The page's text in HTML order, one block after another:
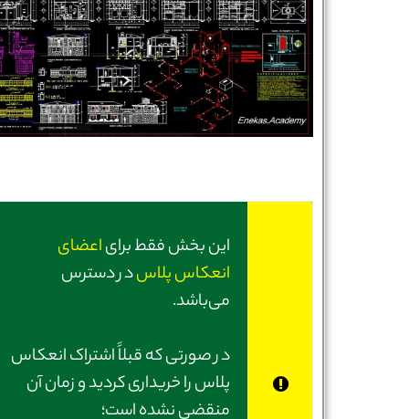
این بخش فقط برایاعضای
انعکاس پلاسدر دسترس
می‌باشد.
در صورتی‌ که قبلاً اشتراک انعکاس
پلاس را خریداری کردید و زمان آن
منقضی نشده است؛